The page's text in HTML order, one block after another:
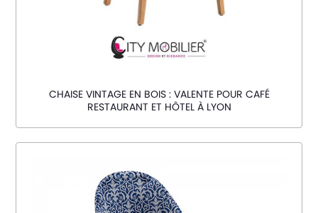
CHAISE VINTAGE EN BOIS : VALENTE POUR CAFÉ
RESTAURANT ET HÔTEL À LYON